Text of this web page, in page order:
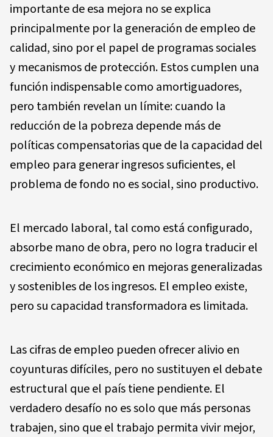
importante de esa mejora no se explica
principalmente por la generación de empleo de
calidad, sino por el papel de programas sociales
y mecanismos de protección. Estos cumplen una
función indispensable como amortiguadores,
pero también revelan un límite: cuando la
reducción de la pobreza depende más de
políticas compensatorias que de la capacidad del
empleo para generar ingresos suficientes, el
problema de fondo no es social, sino productivo.
El mercado laboral, tal como está configurado,
absorbe mano de obra, pero no logra traducir el
crecimiento económico en mejoras generalizadas
y sostenibles de los ingresos. El empleo existe,
pero su capacidad transformadora es limitada.
Las cifras de empleo pueden ofrecer alivio en
coyunturas difíciles, pero no sustituyen el debate
estructural que el país tiene pendiente. El
verdadero desafío no es solo que más personas
trabajen, sino que el trabajo permita vivir mejor,